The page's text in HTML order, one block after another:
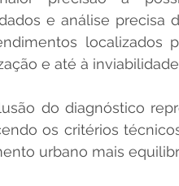
e análise precisa
localizados
e até à
do diagnóstico
os critérios
urbano mais